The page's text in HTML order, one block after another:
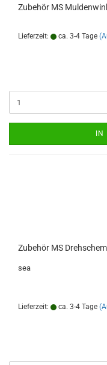
Zubehör MS
Lieferzeit: ca. 3-4 Tage
Zubehör MS
sea
Lieferzeit: ca. 3-4 Tage